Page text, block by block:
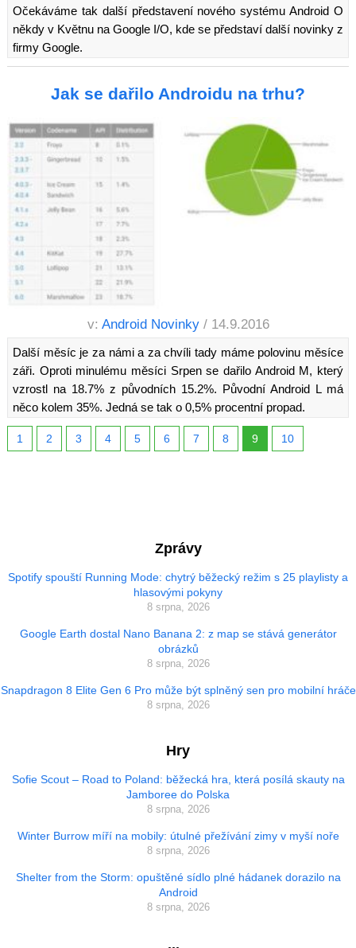
Očekáváme tak další představení nového systému Android O
někdy v Květnu na Google I/O, kde se představí další novinky z
firmy Google.
Jak se dařilo Androidu na trhu?
v: Android Novinky / 14.9.2016
Další měsíc je za námi a za chvíli tady máme polovinu měsíce
záři. Oproti minulému měsíci Srpen se dařilo Android M, který
vzrostl na 18.7% z původních 15.2%. Původní Android L má
něco kolem 35%. Jedná se tak o 0,5% procentní propad.
1 2 3 4 5 6 7 8 9 10
Zprávy
Spotify spouští Running Mode: chytrý běžecký režim s 25 playlisty a
hlasovými pokyny
8 srpna, 2026
Google Earth dostal Nano Banana 2: z map se stává generátor
obrázků
8 srpna, 2026
Snapdragon 8 Elite Gen 6 Pro může být splněný sen pro mobilní hráče
8 srpna, 2026
Hry
Sofie Scout – Road to Poland: běžecká hra, která posílá skauty na
Jamboree do Polska
8 srpna, 2026
Winter Burrow míří na mobily: útulné přežívání zimy v myší noře
8 srpna, 2026
Shelter from the Storm: opuštěné sídlo plné hádanek dorazilo na
Android
8 srpna, 2026